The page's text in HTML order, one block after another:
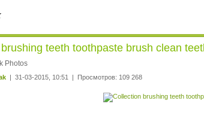
teeth toothpaste brush clean
Photos
| 31-03-2015, 10:51 | Просмотров: 109 268